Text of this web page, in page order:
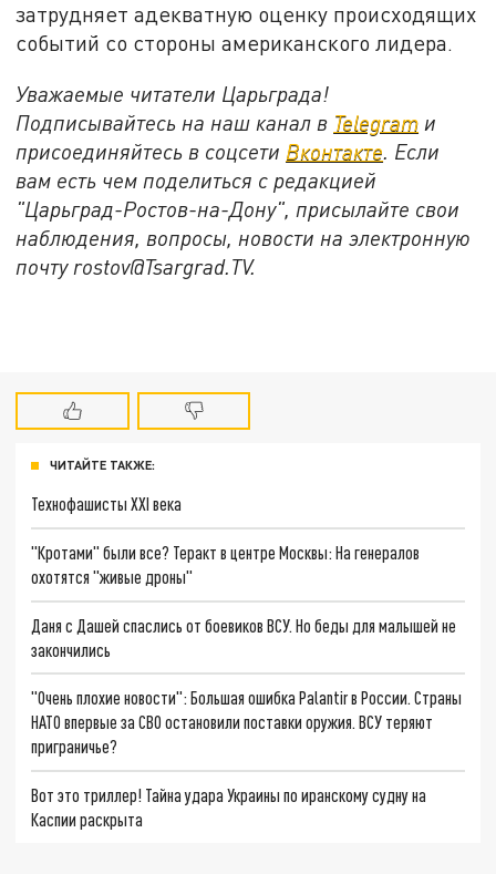
затрудняет адекватную оценку происходящих
событий со стороны американского лидера.
Уважаемые читатели Царьграда!
Подписывайтесь на наш канал в Telegram и
присоединяйтесь в соцсети Вконтакте. Если
вам есть чем поделиться с редакцией
"Царьград-Ростов-на-Дону", присылайте свои
наблюдения, вопросы, новости на электронную
почту rostov@Tsargrad.ТV.
ЧИТАЙТЕ ТАКЖЕ:
Технофашисты XXI века
"Кротами" были все? Теракт в центре Москвы: На генералов
охотятся "живые дроны"
Даня с Дашей спаслись от боевиков ВСУ. Но беды для малышей не
закончились
"Очень плохие новости": Большая ошибка Palantir в России. Страны
НАТО впервые за СВО остановили поставки оружия. ВСУ теряют
приграничье?
Вот это триллер! Тайна удара Украины по иранскому судну на
Каспии раскрыта